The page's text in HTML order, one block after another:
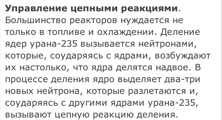
Управление цепными реакциями.
Большинство реакторов нуждается не
только в топливе и охлаждении. Деление
ядер урана-235 вызывается нейтронами,
которые, соударяясь с ядрами, возбуждают
их настолько, что ядра делятся надвое. В
процессе деления ядро выделяет два-три
новых нейтрона, которые разлетаются и,
соударяясь с другими ядрами урана-235,
вызывают цепную реакцию деления.